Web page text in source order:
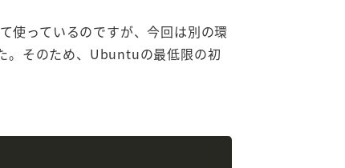
っているのですが、今回は別の環
そのため、Ubuntuの最低限の初